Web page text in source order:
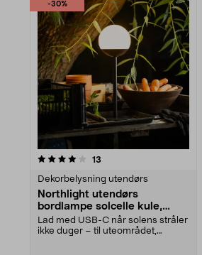
-30%
13
Dekorbelysning utendørs
Northlight utendørs
bordlampe solcelle kule,
oppladbar
Lad med USB-C når solens stråler
ikke duger – til uteområdet,